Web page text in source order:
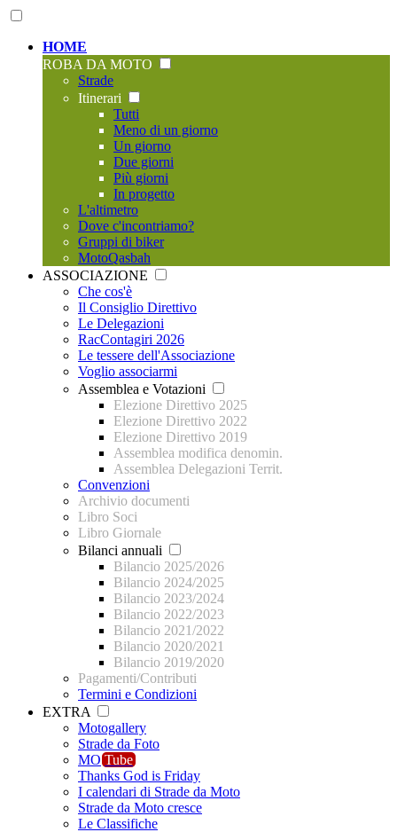
HOME
ROBA DA MOTO
Strade
Itinerari
Tutti
Meno di un giorno
Un giorno
Due giorni
Più giorni
In progetto
L'altimetro
Dove c'incontriamo?
Gruppi di biker
MotoQasbah
ASSOCIAZIONE
Che cos'è
Il Consiglio Direttivo
Le Delegazioni
RacContagiri 2026
Le tessere dell'Associazione
Voglio associarmi
Assemblea e Votazioni
Elezione Direttivo 2025
Elezione Direttivo 2022
Elezione Direttivo 2019
Assemblea modifica denomin.
Assemblea Delegazioni Territ.
Convenzioni
Archivio documenti
Libro Soci
Libro Giornale
Bilanci annuali
Bilancio 2025/2026
Bilancio 2024/2025
Bilancio 2023/2024
Bilancio 2022/2023
Bilancio 2021/2022
Bilancio 2020/2021
Bilancio 2019/2020
Pagamenti/Contributi
Termini e Condizioni
EXTRA
Motogallery
Strade da Foto
MO Tube
Thanks God is Friday
I calendari di Strade da Moto
Strade da Moto cresce
Le Classifiche